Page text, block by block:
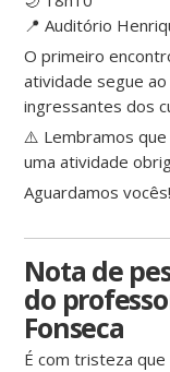
📍 Auditório
O primeiro
atividade segue
ingressantes dos
⚠️ Lembramos que
uma atividade
Aguardamos vocês!
Nota de
do
Fonseca
É com tristeza